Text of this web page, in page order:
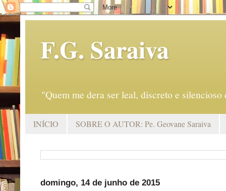
F.G. Saraiva
"Quem me dera ser leal, discreto e
INÍCIO SOBRE O AUTOR: Pe. Geovane Saraiva
domingo, 14 de junho de 2015